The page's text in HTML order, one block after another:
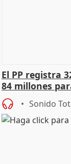
El PP registra
84 millones
Sonido